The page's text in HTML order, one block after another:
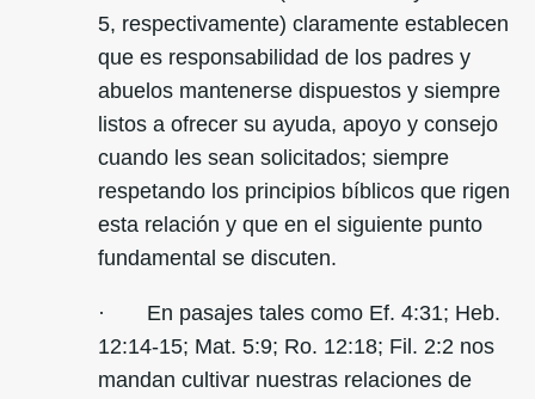
5, respectivamente) claramente establecen
que es responsabilidad de los padres y
abuelos mantenerse dispuestos y siempre
listos a ofrecer su ayuda, apoyo y consejo
cuando les sean solicitados; siempre
respetando los principios bíblicos que rigen
esta relación y que en el siguiente punto
fundamental se discuten.
· En pasajes tales como Ef. 4:31; Heb.
12:14-15; Mat. 5:9; Ro. 12:18; Fil. 2:2 nos
mandan cultivar nuestras relaciones de